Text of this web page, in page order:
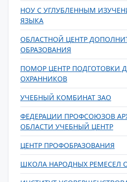
НОУ С УГЛУБЛЕННЫМ
ЯЗЫКА
ОБЛАСТНОЙ ЦЕНТР
ОБРАЗОВАНИЯ
ПОМОР ЦЕНТР ПОДГОТОВКИ
ОХРАННИКОВ
УЧЕБНЫЙ КОМБИНАТ ЗАО
ФЕДЕРАЦИИ ПРОФСОЮЗОВ
ОБЛАСТИ УЧЕБНЫЙ ЦЕНТР
ЦЕНТР ПРОФОБРАЗОВАНИЯ
ШКОЛА НАРОДНЫХ РЕМЕСЕЛ